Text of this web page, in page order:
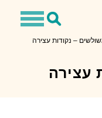
Toggle
Toggle
– נקודות עצירה
עצירה